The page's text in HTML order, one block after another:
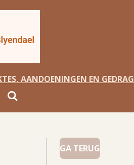
AANDOENINGEN EN GEDRAG
GA TERUG